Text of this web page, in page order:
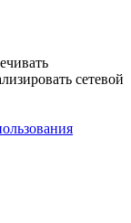
сетевой